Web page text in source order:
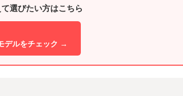
選びたい方はこちら
デルをチェック →